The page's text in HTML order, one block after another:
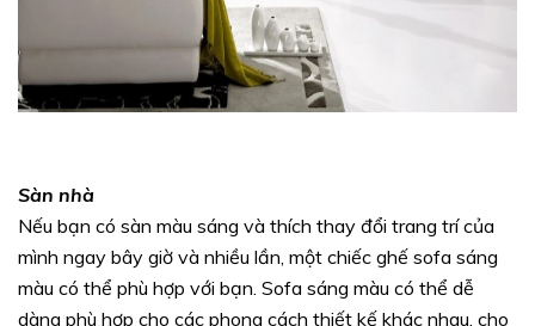
Sàn nhà
Nếu bạn có sàn màu sáng và thích thay đổi trang trí của
mình ngay bây giờ và nhiều lần, một chiếc ghế sofa sáng
màu có thể phù hợp với bạn. Sofa sáng màu có thể dễ
dàng phù hợp cho các phong cách thiết kế khác nhau, cho